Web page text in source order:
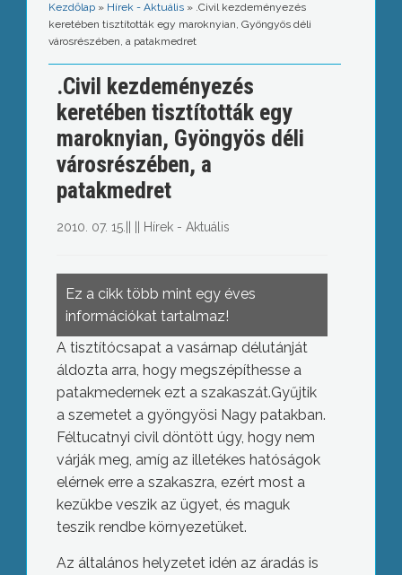
Kezdőlap » Hírek - Aktuális » .Civil kezdeményezés
keretében tisztították egy maroknyian, Gyöngyös déli
városrészében, a patakmedret
.Civil kezdeményezés
keretében tisztították egy
maroknyian, Gyöngyös déli
városrészében, a
patakmedret
2010. 07. 15. Hírek - Aktuális
Ez a cikk több mint egy éves
információkat tartalmaz!
A tisztítócsapat a vasárnap délutánját
áldozta arra, hogy megszépíthesse a
patakmedernek ezt a szakaszát.Gyűjtik
a szemetet a gyöngyösi Nagy patakban.
Féltucatnyi civil döntött úgy, hogy nem
várják meg, amíg az illetékes hatóságok
elérnek erre a szakaszra, ezért most a
kezükbe veszik az ügyet, és maguk
teszik rendbe környezetüket.
Az általános helyzetet idén az áradás is